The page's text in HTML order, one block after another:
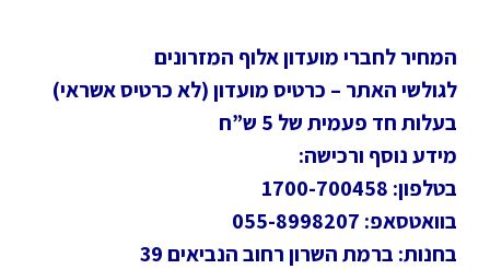
המחיר לחברי מועדון אלוף המזרונים
לגולשי האתר – כרטיס מועדון (לא כרטיס אשראי)
בעלות חד פעמית של 5 ש”ח
מידע נוסף ורכישה:
בטלפון: 1700-700458
בוואטסאפ: 055-8998207
בחנות: ברמת השרון רחוב הנביאים 39